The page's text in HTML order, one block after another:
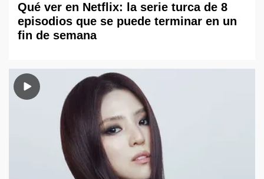
Qué ver en Netflix: la serie turca de 8
episodios que se puede terminar en un
fin de semana